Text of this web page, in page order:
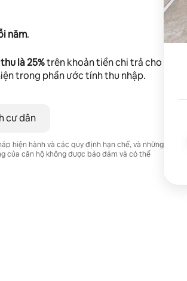
năm.
là 25%trên khoản tiền chi trả cho
trong phần ước tính thu nhập.
cư dân
hiện hành và các quy định hạn chế, và những
của căn hộ không được bảo đảm và có thể